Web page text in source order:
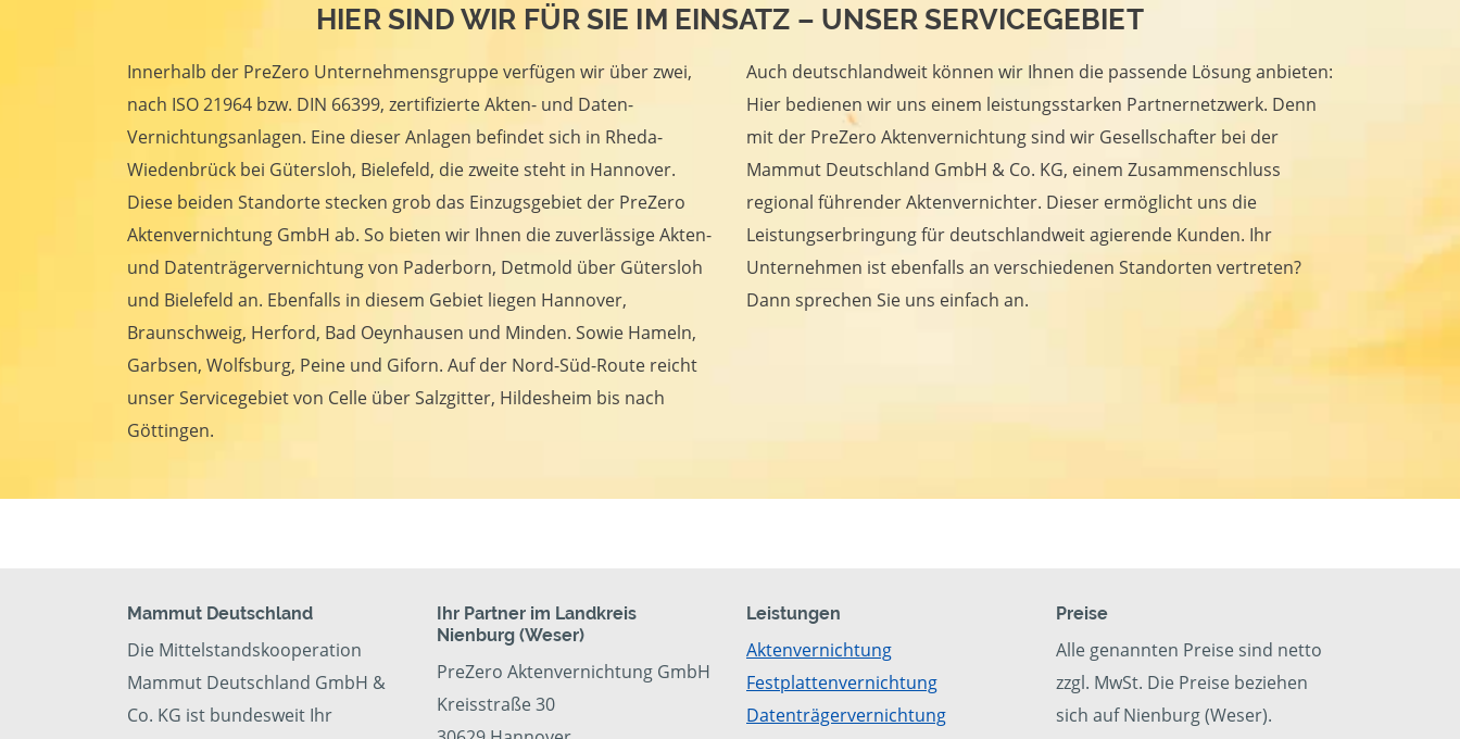
HIER SIND WIR FÜR SIE IM EINSATZ – UNSER SERVICEGEBIET
Innerhalb der PreZero Unternehmensgruppe verfügen wir über zwei,
nach ISO 21964 bzw. DIN 66399, zertifizierte Akten- und Daten-
Vernichtungsanlagen. Eine dieser Anlagen befindet sich in Rheda-
Wiedenbrück bei Gütersloh, Bielefeld, die zweite steht in Hannover.
Diese beiden Standorte stecken grob das Einzugsgebiet der PreZero
Aktenvernichtung GmbH ab. So bieten wir Ihnen die zuverlässige Akten-
und Datenträgervernichtung von Paderborn, Detmold über Gütersloh
und Bielefeld an. Ebenfalls in diesem Gebiet liegen Hannover,
Braunschweig, Herford, Bad Oeynhausen und Minden. Sowie Hameln,
Garbsen, Wolfsburg, Peine und Giforn. Auf der Nord-Süd-Route reicht
unser Servicegebiet von Celle über Salzgitter, Hildesheim bis nach
Göttingen.
Auch deutschlandweit können wir Ihnen die passende Lösung anbieten:
Hier bedienen wir uns einem leistungsstarken Partnernetzwerk. Denn
mit der PreZero Aktenvernichtung sind wir Gesellschafter bei der
Mammut Deutschland GmbH & Co. KG, einem Zusammenschluss
regional führender Aktenvernichter. Dieser ermöglicht uns die
Leistungserbringung für deutschlandweit agierende Kunden. Ihr
Unternehmen ist ebenfalls an verschiedenen Standorten vertreten?
Dann sprechen Sie uns einfach an.
Mammut Deutschland
Die Mittelstandskooperation
Mammut Deutschland GmbH &
Co. KG ist bundesweit Ihr
Ihr Partner im Landkreis
Nienburg (Weser)
PreZero Aktenvernichtung GmbH
Kreisstraße 30
Leistungen
Aktenvernichtung
Festplattenvernichtung
Datenträgervernichtung
Preise
Alle genannten Preise sind netto
zzgl. MwSt. Die Preise beziehen
sich auf Nienburg (Weser).